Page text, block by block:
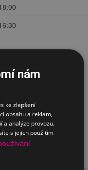
testování
nám
ke zlepšení
obsahu a reklam,
a analýze provozu.
s jejich použitím